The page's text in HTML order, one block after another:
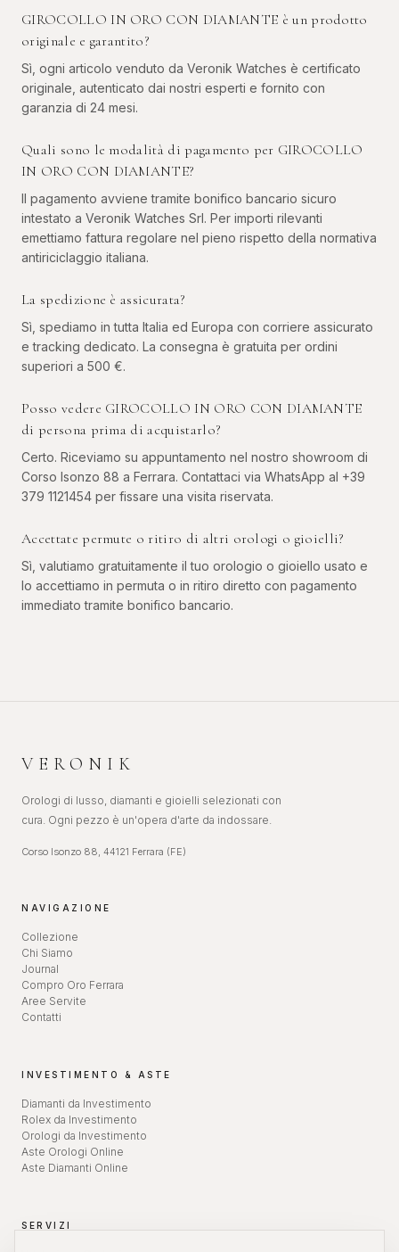
GIROCOLLO IN ORO CON DIAMANTE è un prodotto
originale e garantito?
Sì, ogni articolo venduto da Veronik Watches è certificato
originale, autenticato dai nostri esperti e fornito con
garanzia di 24 mesi.
Quali sono le modalità di pagamento per GIROCOLLO
IN ORO CON DIAMANTE?
Il pagamento avviene tramite bonifico bancario sicuro
intestato a Veronik Watches Srl. Per importi rilevanti
emettiamo fattura regolare nel pieno rispetto della normativa
antiriciclaggio italiana.
La spedizione è assicurata?
Sì, spediamo in tutta Italia ed Europa con corriere assicurato
e tracking dedicato. La consegna è gratuita per ordini
superiori a 500 €.
Posso vedere GIROCOLLO IN ORO CON DIAMANTE
di persona prima di acquistarlo?
Certo. Riceviamo su appuntamento nel nostro showroom di
Corso Isonzo 88 a Ferrara. Contattaci via WhatsApp al +39
379 1121454 per fissare una visita riservata.
Accettate permute o ritiro di altri orologi o gioielli?
Sì, valutiamo gratuitamente il tuo orologio o gioiello usato e
lo accettiamo in permuta o in ritiro diretto con pagamento
immediato tramite bonifico bancario.
VERONIK
Orologi di lusso, diamanti e gioielli selezionati con
cura. Ogni pezzo è un'opera d'arte da indossare.
Corso Isonzo 88, 44121 Ferrara (FE)
NAVIGAZIONE
Collezione
Chi Siamo
Journal
Compro Oro Ferrara
Aree Servite
Contatti
INVESTIMENTO & ASTE
Diamanti da Investimento
Rolex da Investimento
Orologi da Investimento
Aste Orologi Online
Aste Diamanti Online
SERVIZI